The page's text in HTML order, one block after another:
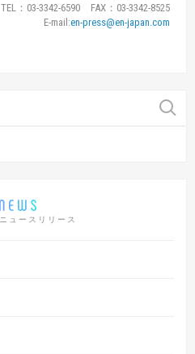
ニュースリリース
TEL：03-3342-6590 FAX：03-3342-8525
E-mail:en-press@en-japan.com